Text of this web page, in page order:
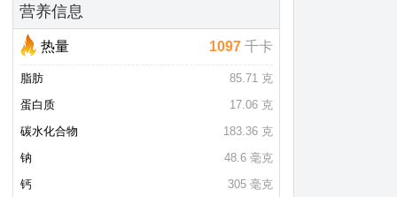
营养信息
热量 1097千卡
脂肪
85.71 克
蛋白质
17.06 克
碳水化合物
183.36 克
钠
48.6 毫克
钙
305 毫克